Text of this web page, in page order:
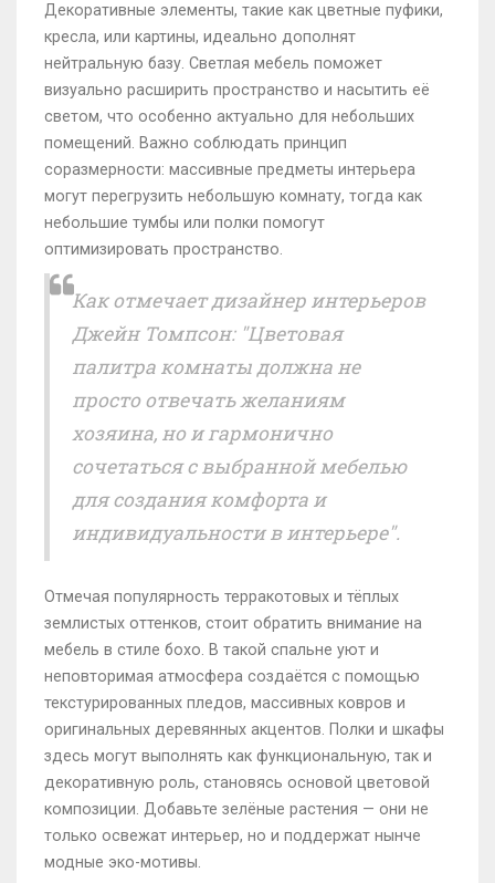
Декоративные элементы, такие как цветные пуфики,
кресла, или картины, идеально дополнят
нейтральную базу. Светлая мебель поможет
визуально расширить пространство и насытить её
светом, что особенно актуально для небольших
помещений. Важно соблюдать принцип
соразмерности: массивные предметы интерьера
могут перегрузить небольшую комнату, тогда как
небольшие тумбы или полки помогут
оптимизировать пространство.
Как отмечает дизайнер интерьеров
Джейн Томпсон: "Цветовая
палитра комнаты должна не
просто отвечать желаниям
хозяина, но и гармонично
сочетаться с выбранной мебелью
для создания комфорта и
индивидуальности в интерьере".
Отмечая популярность терракотовых и тёплых
землистых оттенков, стоит обратить внимание на
мебель в стиле бохо. В такой спальне уют и
неповторимая атмосфера создаётся с помощью
текстурированных пледов, массивных ковров и
оригинальных деревянных акцентов. Полки и шкафы
здесь могут выполнять как функциональную, так и
декоративную роль, становясь основой цветовой
композиции. Добавьте зелёные растения — они не
только освежат интерьер, но и поддержат нынче
модные эко-мотивы.